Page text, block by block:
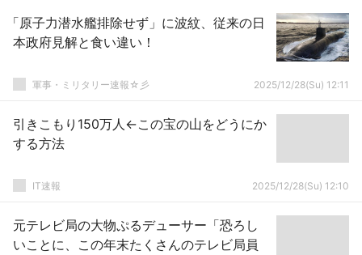
「原子力潜水艦排除せず」に波紋、従来の日
本政府見解と食い違い！
軍事・ミリタリー速報☆彡 2025/12/28(Su) 12:11
引きこもり150万人←この宝の山をどうにか
する方法
IT速報 2025/12/28(Su) 12:10
元テレビ局の大物ぷるデューサー「恐ろし
いことに、この年末たくさんのテレビ局員